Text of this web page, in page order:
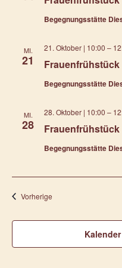
Begegnungsstätte
MI.
21 Frauenfrühstück
21. Oktober | 10:00 –
Begegnungsstätte
MI.
28 Frauenfrühstück
28. Oktober | 10:00 –
Begegnungsstätte
Vorherige